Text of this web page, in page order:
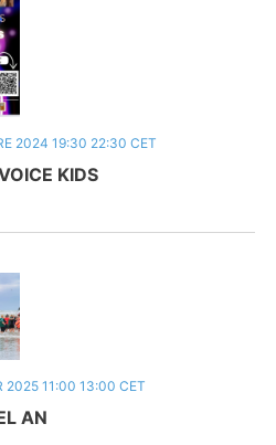
KIDS
2024 19:30 22:30 CET
AN
2025 11:00 13:00 CET